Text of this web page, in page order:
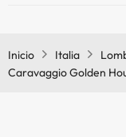
Inicio
Italia
Caravaggio Golden